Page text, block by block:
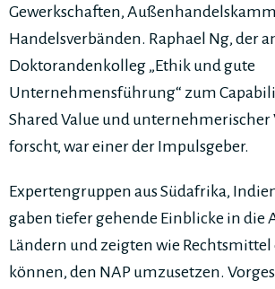
Gewerkschaften,
Handelsverbänden. Raphael Ng, der
Doktorandenkolleg „Ethik und gute
Unternehmensführung“ zum
Shared Value und
forscht, war einer der Impulsgeber.
Expertengruppen aus Südafrika,
gaben tiefer gehende Einblicke in die
Ländern und zeigten wie
können, den NAP umzusetzen.